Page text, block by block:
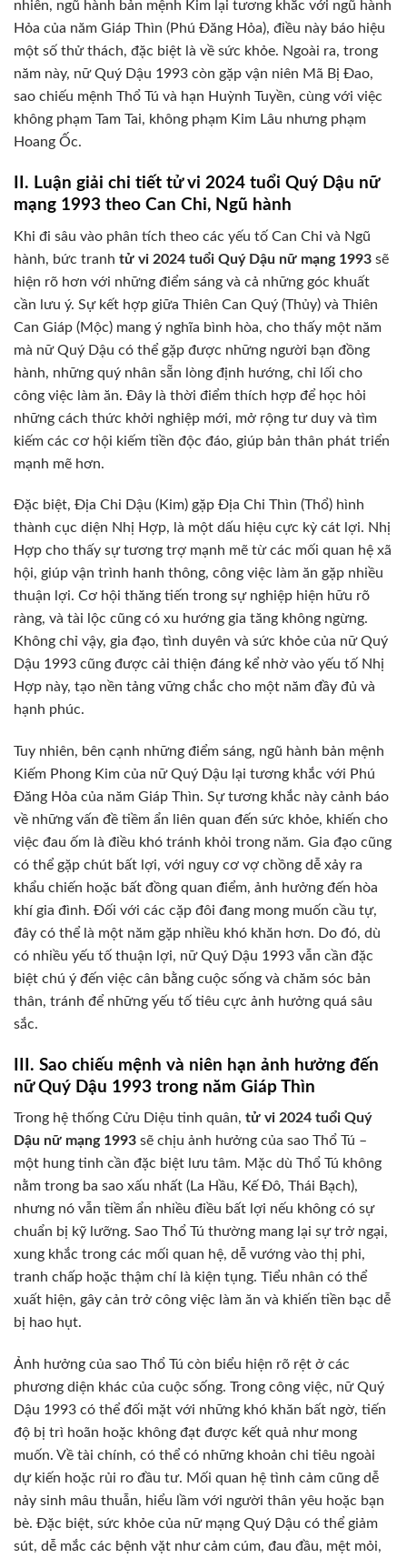
nhiên, ngũ hành bản mệnh Kim lại tương khắc với ngũ hành
Hỏa của năm Giáp Thìn (Phú Đăng Hỏa), điều này báo hiệu
một số thử thách, đặc biệt là về sức khỏe. Ngoài ra, trong
năm này, nữ Quý Dậu 1993 còn gặp vận niên Mã Bị Đao,
sao chiếu mệnh Thổ Tú và hạn Huỳnh Tuyền, cùng với việc
không phạm Tam Tai, không phạm Kim Lâu nhưng phạm
Hoang Ốc.
II. Luận giải chi tiết tử vi 2024 tuổi Quý Dậu nữ
mạng 1993 theo Can Chi, Ngũ hành
Khi đi sâu vào phân tích theo các yếu tố Can Chi và Ngũ
hành, bức tranh tử vi 2024 tuổi Quý Dậu nữ mạng 1993 sẽ
hiện rõ hơn với những điểm sáng và cả những góc khuất
cần lưu ý. Sự kết hợp giữa Thiên Can Quý (Thủy) và Thiên
Can Giáp (Mộc) mang ý nghĩa bình hòa, cho thấy một năm
mà nữ Quý Dậu có thể gặp được những người bạn đồng
hành, những quý nhân sẵn lòng định hướng, chỉ lối cho
công việc làm ăn. Đây là thời điểm thích hợp để học hỏi
những cách thức khởi nghiệp mới, mở rộng tư duy và tìm
kiếm các cơ hội kiếm tiền độc đáo, giúp bản thân phát triển
mạnh mẽ hơn.
Đặc biệt, Địa Chi Dậu (Kim) gặp Địa Chi Thìn (Thổ) hình
thành cục diện Nhị Hợp, là một dấu hiệu cực kỳ cát lợi. Nhị
Hợp cho thấy sự tương trợ mạnh mẽ từ các mối quan hệ xã
hội, giúp vận trình hanh thông, công việc làm ăn gặp nhiều
thuận lợi. Cơ hội thăng tiến trong sự nghiệp hiện hữu rõ
ràng, và tài lộc cũng có xu hướng gia tăng không ngừng.
Không chỉ vậy, gia đạo, tình duyên và sức khỏe của nữ Quý
Dậu 1993 cũng được cải thiện đáng kể nhờ vào yếu tố Nhị
Hợp này, tạo nền tảng vững chắc cho một năm đầy đủ và
hạnh phúc.
Tuy nhiên, bên cạnh những điểm sáng, ngũ hành bản mệnh
Kiếm Phong Kim của nữ Quý Dậu lại tương khắc với Phú
Đăng Hỏa của năm Giáp Thìn. Sự tương khắc này cảnh báo
về những vấn đề tiềm ẩn liên quan đến sức khỏe, khiến cho
việc đau ốm là điều khó tránh khỏi trong năm. Gia đạo cũng
có thể gặp chút bất lợi, với nguy cơ vợ chồng dễ xảy ra
khẩu chiến hoặc bất đồng quan điểm, ảnh hưởng đến hòa
khí gia đình. Đối với các cặp đôi đang mong muốn cầu tự,
đây có thể là một năm gặp nhiều khó khăn hơn. Do đó, dù
có nhiều yếu tố thuận lợi, nữ Quý Dậu 1993 vẫn cần đặc
biệt chú ý đến việc cân bằng cuộc sống và chăm sóc bản
thân, tránh để những yếu tố tiêu cực ảnh hưởng quá sâu
sắc.
III. Sao chiếu mệnh và niên hạn ảnh hưởng đến
nữ Quý Dậu 1993 trong năm Giáp Thìn
Trong hệ thống Cửu Diệu tinh quân, tử vi 2024 tuổi Quý
Dậu nữ mạng 1993 sẽ chịu ảnh hưởng của sao Thổ Tú –
một hung tinh cần đặc biệt lưu tâm. Mặc dù Thổ Tú không
nằm trong ba sao xấu nhất (La Hầu, Kế Đô, Thái Bạch),
nhưng nó vẫn tiềm ẩn nhiều điều bất lợi nếu không có sự
chuẩn bị kỹ lưỡng. Sao Thổ Tú thường mang lại sự trở ngại,
xung khắc trong các mối quan hệ, dễ vướng vào thị phi,
tranh chấp hoặc thậm chí là kiện tụng. Tiểu nhân có thể
xuất hiện, gây cản trở công việc làm ăn và khiến tiền bạc dễ
bị hao hụt.
Ảnh hưởng của sao Thổ Tú còn biểu hiện rõ rệt ở các
phương diện khác của cuộc sống. Trong công việc, nữ Quý
Dậu 1993 có thể đối mặt với những khó khăn bất ngờ, tiến
độ bị trì hoãn hoặc không đạt được kết quả như mong
muốn. Về tài chính, có thể có những khoản chi tiêu ngoài
dự kiến hoặc rủi ro đầu tư. Mối quan hệ tình cảm cũng dễ
nảy sinh mâu thuẫn, hiểu lầm với người thân yêu hoặc bạn
bè. Đặc biệt, sức khỏe của nữ mạng Quý Dậu có thể giảm
sút, dễ mắc các bệnh vặt như cảm cúm, đau đầu, mệt mỏi,